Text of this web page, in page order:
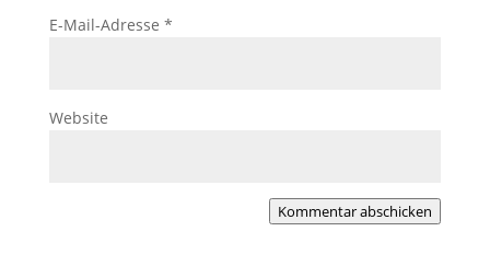
E-Mail-Adresse *
Website
Kommentar abschicken